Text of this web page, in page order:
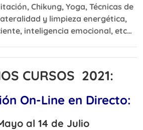
Chikung, Yoga, Técnicas de
y limpieza energética,
inteligencia emocional, etc…
CURSOS 2021:
On-Line en Directo:
al 14 de Julio